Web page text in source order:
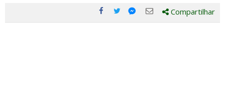
Compartilhe
Compartilhe
Compartilhe
Compartilhe
Compartilhar